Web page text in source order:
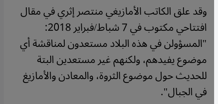
وقد علق الكاتب الأمازيغي منتصر إثري في مقال
افتتاحي مكتوب في 7 شباط/فبراير 2018:
"المسؤولن في هذه البلاد مستعدون لمناقشة أي
موضوع يفيدهم، ولكنهم غير مستعدين البتة
للحديث حول موضوع الثروة، والمعادن والأمازيغ
في الجبال".